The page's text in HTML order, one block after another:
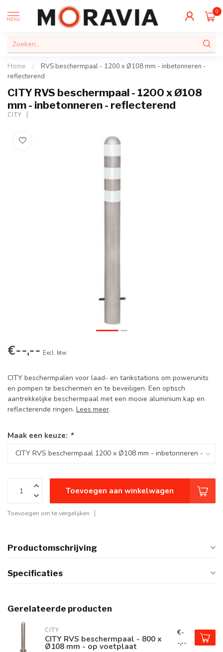
MENU
0
Home /
RVS beschermpaal - 1200 x Ø108 mm - inbetonneren -
reflecterend
CITY RVS beschermpaal - 1200 x Ø108
mm - inbetonneren - reflecterend
CITY
€--,-- Excl. btw
CITY beschermpalen voor laad- en tankstations om powerunits
en pompen te beschermen en te beveiligen. Een optisch
aantrekkelijke beschermpaal met een mooie aluminium kap en
reflecterende ringen. Lees meer.
Maak een keuze: *
Toevoegen aan winkelwagen
Toevoegen om te vergelijken
Productomschrijving
Specificaties
Gerelateerde producten
CITY
CITY RVS beschermpaal - 800 x
Ø108 mm - op voetplaat
€-
-,--